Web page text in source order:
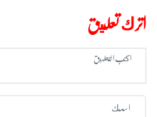
اترك تعليق